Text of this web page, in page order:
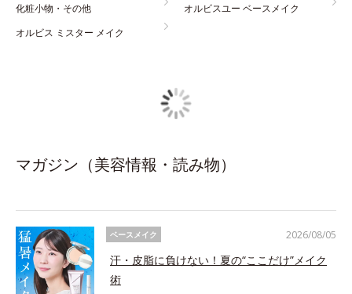
化粧小物・その他
オルビスユー ベースメイク
オルビス ミスター メイク
マガジン（美容情報・読み物）
ベースメイク
汗・皮脂に負けない！夏の“ここだけ”メイク
術
2026/08/05